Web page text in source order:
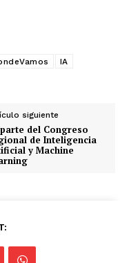
IA
siguiente
parte del Congreso
de Inteligencia
y Machine